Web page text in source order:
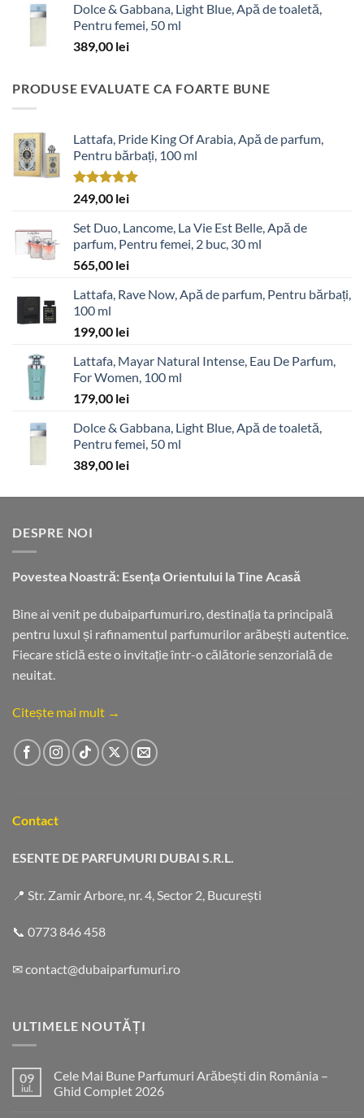
Dolce & Gabbana, Light Blue, Apă de toaletă,
Pentru femei, 50 ml
389,00 lei
PRODUSE EVALUATE CA FOARTE BUNE
Lattafa, Pride King Of Arabia, Apă de parfum,
Pentru bărbați, 100 ml
Evaluat la
5.00din 5
249,00 lei
Set Duo, Lancome, La Vie Est Belle, Apă de
parfum, Pentru femei, 2 buc, 30 ml
565,00 lei
Lattafa, Rave Now, Apă de parfum, Pentru bărbați,
100 ml
199,00 lei
Lattafa, Mayar Natural Intense, Eau De Parfum,
For Women, 100 ml
179,00 lei
Dolce & Gabbana, Light Blue, Apă de toaletă,
Pentru femei, 50 ml
389,00 lei
DESPRE NOI
Povestea Noastră: Esența Orientului la Tine Acasă
Bine ai venit pe dubaiparfumuri.ro, destinația ta principală
pentru luxul și rafinamentul parfumurilor arăbești autentice.
Fiecare sticlă este o invitație într-o călătorie senzorială de
neuitat.
Citește mai mult →
Contact
ESENTE DE PARFUMURI DUBAI S.R.L.
📍 Str. Zamir Arbore, nr. 4, Sector 2, București
📞 0773 846 458
✉contact@dubaiparfumuri.ro
ULTIMELE NOUTĂȚI
09
iul.
Cele Mai Bune Parfumuri Arăbești din România –
Ghid Complet 2026